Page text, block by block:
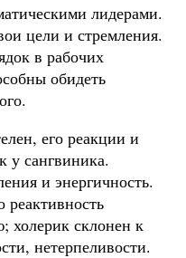
лидерами.
цели и стремления.
в рабочих
обидеть
его реакции и
у сангвиника.
и энергичность.
реактивность
холерик склонен к
нетерпеливости.